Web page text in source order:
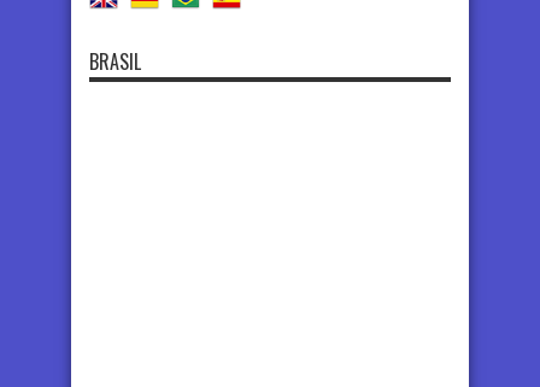
BRASIL